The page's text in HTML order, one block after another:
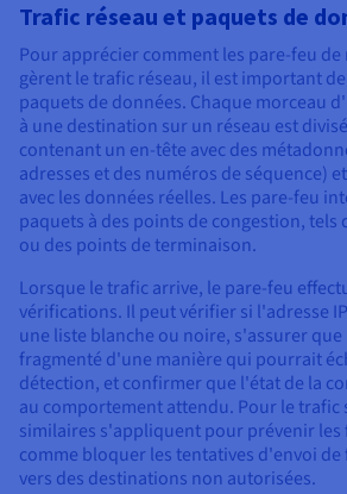
Trafic réseau et paquets de
Pour apprécier comment les pare-feu
gèrent le trafic réseau, il est important
paquets de données. Chaque morceau
à une destination sur un réseau est
contenant un en-tête avec des
adresses et des numéros de séquence)
avec les données réelles. Les pare-feu
paquets à des points de congestion, tels
ou des points de terminaison.
Lorsque le trafic arrive, le pare-feu
vérifications. Il peut vérifier si l'adresse
une liste blanche ou noire, s'assurer
fragmenté d'une manière qui pourrait
détection, et confirmer que l'état de la
au comportement attendu. Pour le trafic
similaires s'appliquent pour prévenir les
comme bloquer les tentatives d'envoi
vers des destinations non autorisées.